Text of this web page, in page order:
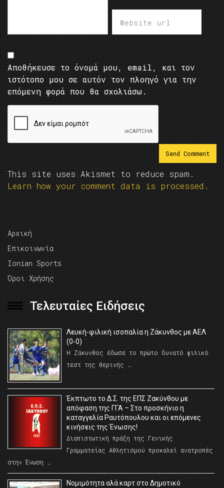
Αποθήκευσε το όνομά μου, email, και τον
ιστότοπο μου σε αυτόν τον πλοηγό για την
επόμενη φορά που θα σχολιάσω.
This site uses Akismet to reduce spam.
Learn how your comment data is processed.
Αρχική
Επικοινωνία
Ionian Sports
Όροι Χρήσης
Τελευταίες Ειδήσεις
Λευκή-φιλική ισοπαλία η Ζάκυνθος με ΑΕΛ
(0-0)
Η Ζάκυνθος έδωσε το πρώτο δυνατό φιλικό
τεστ της θερινής …
Έκπτωτο το Δ.Σ. της ΕΠΣ Ζακύνθου με
απόφαση της ΓΓΑ – Στο προσκήνιο η
καταγγελία Ραυτόπουλου και οι επόμενες
κινήσεις της Ένωσης!
Διαπιστωτική πράξη της Γενικής
Γραμματείας Αθλητισμού προκαλεί ανατροπές
στην Ένωση …
Νομιμότητα αλά καρτ στο Δημοτικό